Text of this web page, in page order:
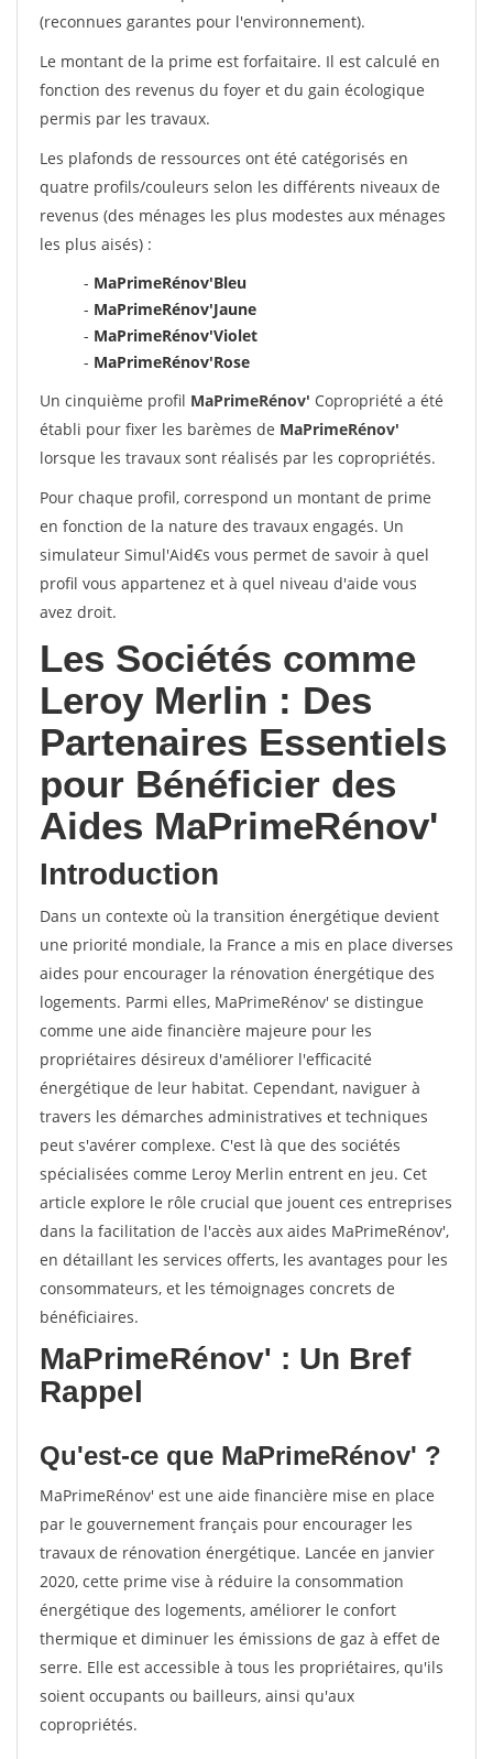
(reconnues garantes pour l'environnement).
Le montant de la prime est forfaitaire. Il est calculé en
fonction des revenus du foyer et du gain écologique
permis par les travaux.
Les plafonds de ressources ont été catégorisés en
quatre profils/couleurs selon les différents niveaux de
revenus (des ménages les plus modestes aux ménages
les plus aisés) :
- MaPrimeRénov'Bleu
- MaPrimeRénov'Jaune
- MaPrimeRénov'Violet
- MaPrimeRénov'Rose
Un cinquième profil MaPrimeRénov' Copropriété a été
établi pour fixer les barèmes de MaPrimeRénov'
lorsque les travaux sont réalisés par les copropriétés.
Pour chaque profil, correspond un montant de prime
en fonction de la nature des travaux engagés. Un
simulateur Simul'Aid€s vous permet de savoir à quel
profil vous appartenez et à quel niveau d'aide vous
avez droit.
Les Sociétés comme
Leroy Merlin : Des
Partenaires Essentiels
pour Bénéficier des
Aides MaPrimeRénov'
Introduction
Dans un contexte où la transition énergétique devient
une priorité mondiale, la France a mis en place diverses
aides pour encourager la rénovation énergétique des
logements. Parmi elles, MaPrimeRénov' se distingue
comme une aide financière majeure pour les
propriétaires désireux d'améliorer l'efficacité
énergétique de leur habitat. Cependant, naviguer à
travers les démarches administratives et techniques
peut s'avérer complexe. C'est là que des sociétés
spécialisées comme Leroy Merlin entrent en jeu. Cet
article explore le rôle crucial que jouent ces entreprises
dans la facilitation de l'accès aux aides MaPrimeRénov',
en détaillant les services offerts, les avantages pour les
consommateurs, et les témoignages concrets de
bénéficiaires.
MaPrimeRénov' : Un Bref
Rappel
Qu'est-ce que MaPrimeRénov' ?
MaPrimeRénov' est une aide financière mise en place
par le gouvernement français pour encourager les
travaux de rénovation énergétique. Lancée en janvier
2020, cette prime vise à réduire la consommation
énergétique des logements, améliorer le confort
thermique et diminuer les émissions de gaz à effet de
serre. Elle est accessible à tous les propriétaires, qu'ils
soient occupants ou bailleurs, ainsi qu'aux
copropriétés.